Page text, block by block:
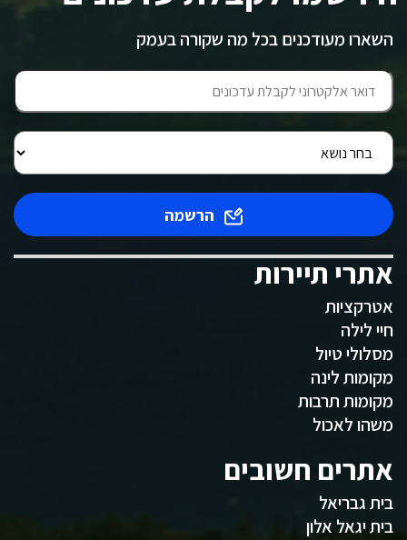
השארו מעודכנים בכל מה שקורה בעמק
הרשמה
אתרי תיירות
אטרקציות
חיי לילה
מסלולי טיול
מקומות לינה
מקומות תרבות
משהו לאכול
אתרים חשובים
בית גבריאל
בית יגאל אלון